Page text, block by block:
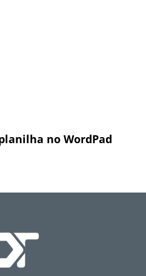
no WordPad